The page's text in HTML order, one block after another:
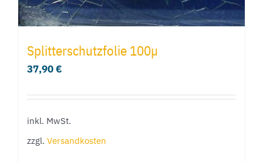
werden
Splitterschutzfolie 100µ
37,90€
inkl. MwSt.
zzgl. Versandkosten